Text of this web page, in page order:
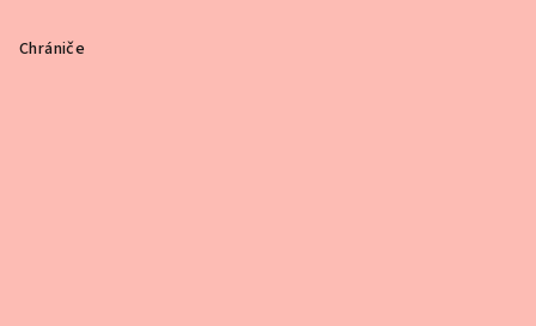
Chrániče